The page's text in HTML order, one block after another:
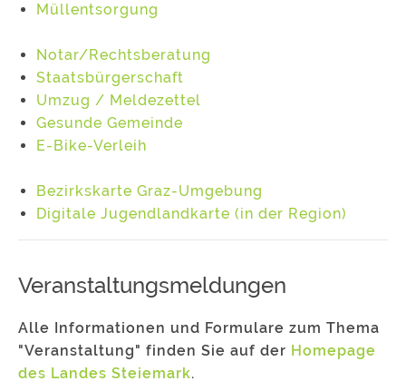
Müllentsorgung
Notar/Rechtsberatung
Staatsbürgerschaft
Umzug / Meldezettel
Gesunde Gemeinde
E-Bike-Verleih
Bezirkskarte Graz-Umgebung
Digitale Jugendlandkarte (in der Region)
Veranstaltungsmeldungen
Alle Informationen und Formulare zum Thema
"Veranstaltung" finden Sie auf der Homepage
des Landes Steiemark.